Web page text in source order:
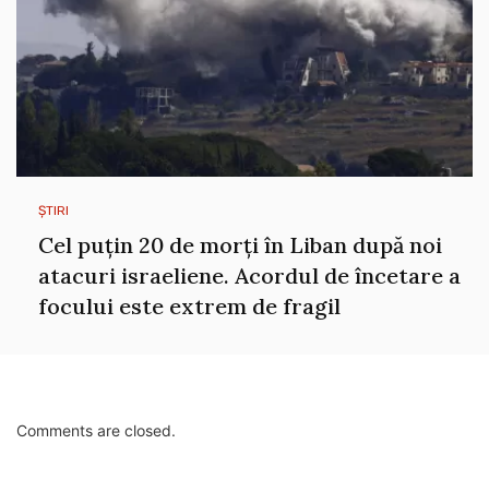
ȘTIRI
Cel puțin 20 de morți în Liban după noi
atacuri israeliene. Acordul de încetare a
focului este extrem de fragil
Comments are closed.